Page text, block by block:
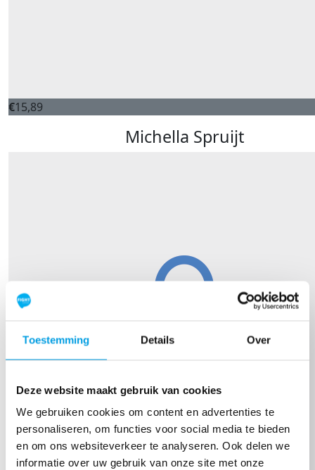
Toestemming Details Over
Deze website maakt gebruik van cookies
We gebruiken cookies om content en advertenties te
personaliseren, om functies voor social media te bieden
en om ons websiteverkeer te analyseren. Ook delen we
informatie over uw gebruik van onze site met onze
€15,89
Michella Spruijt